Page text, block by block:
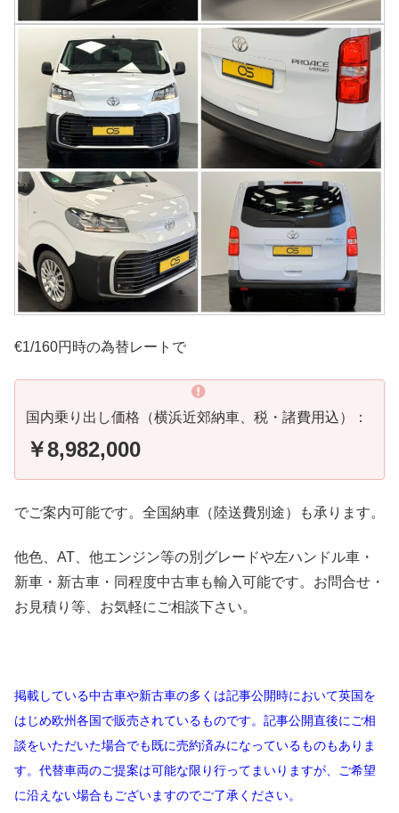
€1/160円時の為替レートで
国内乗り出し価格（横浜近郊納車、税・諸費用込）：
￥8,982,000
でご案内可能です。全国納車（陸送費別途）も承ります。
他色、AT、他エンジン等の別グレードや左ハンドル車・
新車・新古車・同程度中古車も輸入可能です。お問合せ・
お見積り等、お気軽にご相談下さい。
掲載している中古車や新古車の多くは記事公開時において英国を
はじめ欧州各国で販売されているものです。記事公開直後にご相
談をいただいた場合でも既に売約済みになっているものもありま
す。代替車両のご提案は可能な限り行ってまいりますが、ご希望
に沿えない場合もございますのでご了承ください。